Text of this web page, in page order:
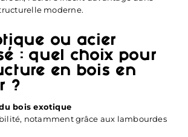
moderne.
ou acier
: quel choix pour
en bois en
?
bois exotique
notamment grâce aux lambourdes